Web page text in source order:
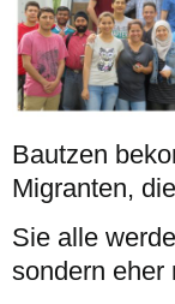
Bautzen
Migranten,
Sie alle
sondern eher